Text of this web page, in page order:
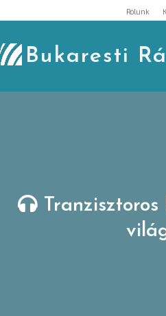
to
content
Rólunk
Bukaresti